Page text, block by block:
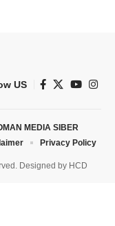
US
Designed by HCD
MEDIA SIBER
Privacy Policy